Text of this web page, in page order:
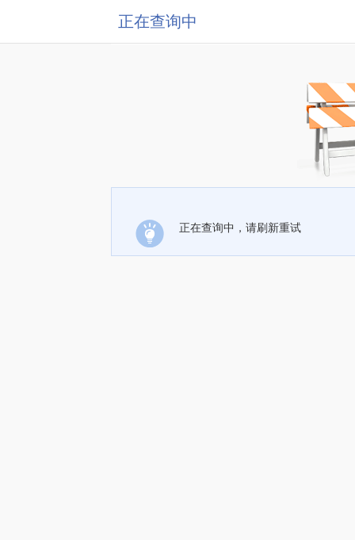
正在查询中
正在查询中，请刷新重试